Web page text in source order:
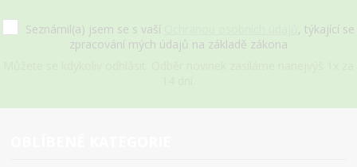
Seznámil(a) jsem se s vaší
, týkající se
zpracování mých údajů na základě zákona